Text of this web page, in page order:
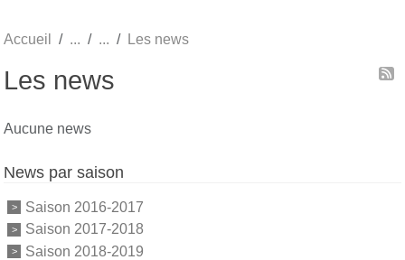
Accueil Les news
Les news
Aucune news
News par saison
Saison 2016-2017
Saison 2017-2018
Saison 2018-2019